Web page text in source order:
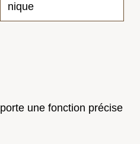
nique
une fonction précise